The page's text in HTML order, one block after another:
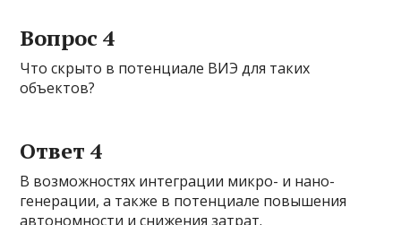
Вопрос 4
Что скрыто в потенциале ВИЭ для таких
объектов?
Ответ 4
В возможностях интеграции микро- и нано-
генерации, а также в потенциале повышения
автономности и снижения затрат.